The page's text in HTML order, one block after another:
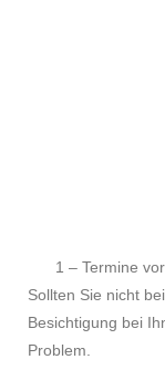
1 – Termine
Sollten Sie nicht
Besichtigung bei
Problem.